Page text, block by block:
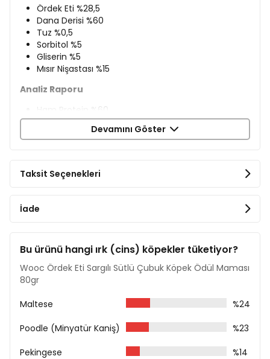
Ördek Eti %28,5
Dana Derisi %60
Tuz %0,5
Sorbitol %5
Gliserin %5
Mısır Nişastası %15
Analiz Raporu
Ham Protein %60
Ham Yağ %5
Günlük tavsiye edilen en fazla miktar: mini ırklar için 15
gr; küçük ırklar için 30 gr; orta ırklar için 45 gr; büyük
bulundurulması tavsiye edilir.
Paket içinde bulunan nem alıcıyı evcil
hayvanınıza vermeyiniz.
Devamını Göster
Taksit Seçenekleri
İade
Bu ürünü hangi ırk (cins) köpekler tüketiyor?
Wooc Ördek Eti Sargılı Sütlü Çubuk Köpek Ödül Maması
80gr
Maltese
%24
Poodle (Minyatür Kaniş)
%23
Pekingese
%14